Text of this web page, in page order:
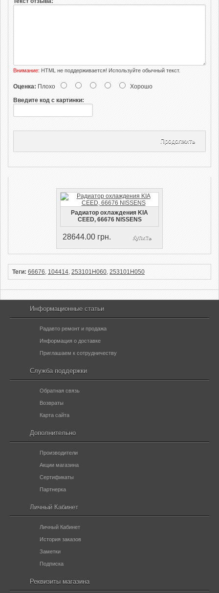
Внимание: HTML не поддерживается! Используйте обычный текст.
Оценка: Плохо
Хорошо
Введите код с картинки:
Продолжить
Радиатор охлаждения KIA
CEED, 66676 NISSENS
28644.00 грн. Купить
Теги: 66676, 104414, 253101H060, 253101H050
Информационные статьи
Радавто ремонт и продажа
Информация о доставке
Приглашаем к сотрудничеству
Служба поддержки
Обратная связь
Возвраты
Карта сайта
Дополнительно
Производители
Акции магазина
Сертификаты
Партнерка
Личный Кабинет
Личный Кабинет
История заказов
Заметки
Подписка
Реквизиты магазина